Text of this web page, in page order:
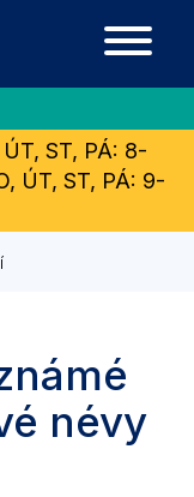
ST, PÁ: 8-
ÚT, ST, PÁ: 9-
névy